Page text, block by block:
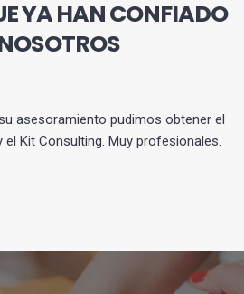
YA HAN CONFIADO
asesoramiento pudimos obtener el
el Kit Consulting. Muy profesionales.